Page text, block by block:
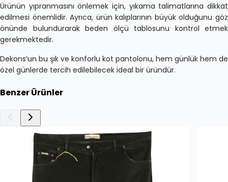
Ürünün yıpranmasını önlemek için, yıkama talimatlarına dikkat
edilmesi önemlidir. Ayrıca, ürün kalıplarının büyük olduğunu göz
önünde bulundurarak beden ölçü tablosunu kontrol etmek
gerekmektedir.
Dekons’un bu şık ve konforlu kot pantolonu, hem günlük hem de
özel günlerde tercih edilebilecek ideal bir üründür.
Benzer Ürünler